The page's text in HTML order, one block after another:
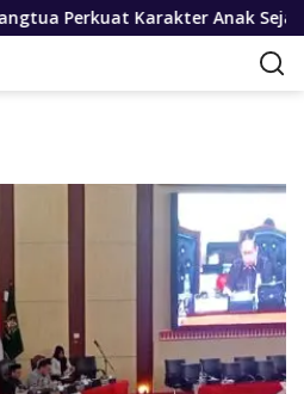
Karakter Anak Sejak Dari